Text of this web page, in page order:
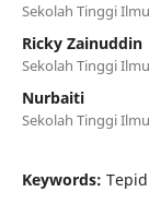
Sekolah Tinggi
Ricky Zainuddin
Sekolah Tinggi
Nurbaiti
Sekolah Tinggi
Keywords: